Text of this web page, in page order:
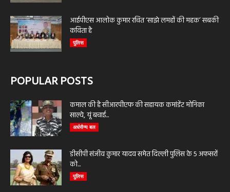
आईपीएस आलोक कुमार रचित ‘साझे लमहों की महक’ सबकी
कविता है
पुलिस
POPULAR POSTS
कमाल की है सीआरपीएफ की सहायक कमांडेंट मोनिका
साल्वे, यूं बचाई...
अर्धसैन्य बल
डीसीपी संजीव कुमार यादव समेत दिल्ली पुलिस के 5 अफसरों
को...
पुलिस